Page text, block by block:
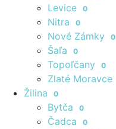
Levice 0
Nitra 0
Nové Zámky 0
Šaľa 0
Topoľčany 0
Zlaté Moravce
Žilina 0
Bytča 0
Čadca 0